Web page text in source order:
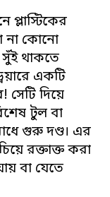
প্লাস্টিকের
না কোনো
থাকতে
একটি
সেটি দিয়ে
টুল বা
গুরু দণ্ড। এর
রক্তাক্ত করা
বা যেতে